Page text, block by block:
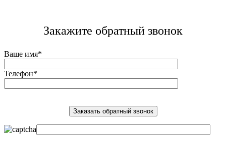
Закажите обратный звонок
Ваше имя*
Телефон*